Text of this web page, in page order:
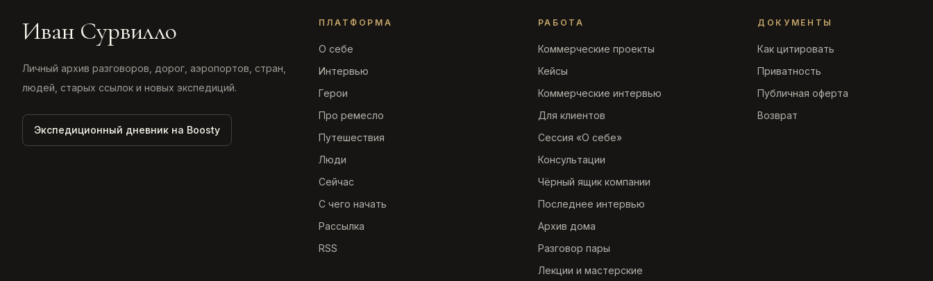
Иван Сурвилло
Личный архив разговоров, дорог, аэропортов, стран,
людей, старых ссылок и новых экспедиций.
Экспедиционный дневник на Boosty
ПЛАТФОРМА
О себе
Интервью
Герои
Про ремесло
Путешествия
Люди
Сейчас
С чего начать
Рассылка
RSS
РАБОТА
Коммерческие проекты
Кейсы
Коммерческие интервью
Для клиентов
Сессия «О себе»
Консультации
Чёрный ящик компании
Последнее интервью
Архив дома
Разговор пары
Лекции и мастерские
ДОКУМЕНТЫ
Как цитировать
Приватность
Публичная оферта
Возврат